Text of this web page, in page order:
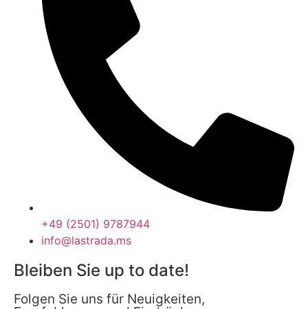
+49 (2501) 9787944
info@lastrada.ms
Bleiben Sie up to date!
Folgen Sie uns für Neuigkeiten,